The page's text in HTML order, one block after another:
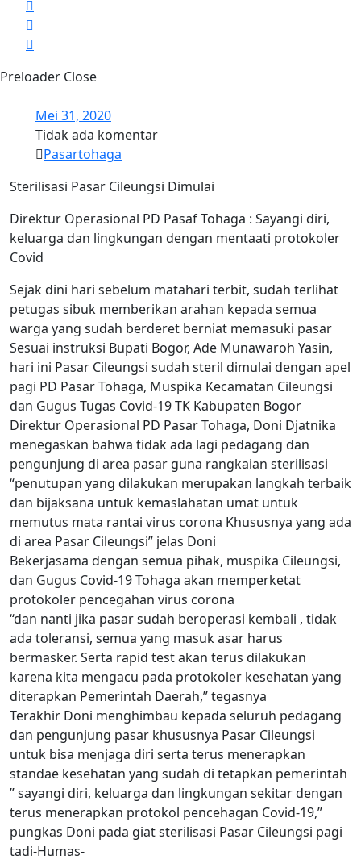
Preloader Close
Mei 31, 2020
Tidak ada komentar
Pasartohaga
Sterilisasi Pasar Cileungsi Dimulai
Direktur Operasional PD Pasaf Tohaga : Sayangi diri,
keluarga dan lingkungan dengan mentaati protokoler
Covid
Sejak dini hari sebelum matahari terbit, sudah terlihat
petugas sibuk memberikan arahan kepada semua
warga yang sudah berderet berniat memasuki pasar
Sesuai instruksi Bupati Bogor, Ade Munawaroh Yasin,
hari ini Pasar Cileungsi sudah steril dimulai dengan apel
pagi PD Pasar Tohaga, Muspika Kecamatan Cileungsi
dan Gugus Tugas Covid-19 TK Kabupaten Bogor
Direktur Operasional PD Pasar Tohaga, Doni Djatnika
menegaskan bahwa tidak ada lagi pedagang dan
pengunjung di area pasar guna rangkaian sterilisasi
“penutupan yang dilakukan merupakan langkah terbaik
dan bijaksana untuk kemaslahatan umat untuk
memutus mata rantai virus corona Khususnya yang ada
di area Pasar Cileungsi” jelas Doni
Bekerjasama dengan semua pihak, muspika Cileungsi,
dan Gugus Covid-19 Tohaga akan memperketat
protokoler pencegahan virus corona
“dan nanti jika pasar sudah beroperasi kembali , tidak
ada toleransi, semua yang masuk asar harus
bermasker. Serta rapid test akan terus dilakukan
karena kita mengacu pada protokoler kesehatan yang
diterapkan Pemerintah Daerah,” tegasnya
Terakhir Doni menghimbau kepada seluruh pedagang
dan pengunjung pasar khususnya Pasar Cileungsi
untuk bisa menjaga diri serta terus menerapkan
standae kesehatan yang sudah di tetapkan pemerintah
” sayangi diri, keluarga dan lingkungan sekitar dengan
terus menerapkan protokol pencehagan Covid-19,”
pungkas Doni pada giat sterilisasi Pasar Cileungsi pagi
tadi-Humas-